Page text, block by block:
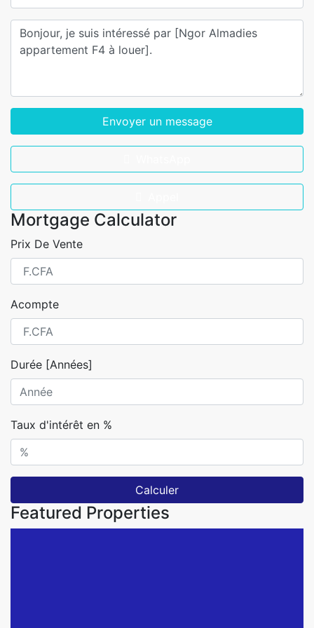
Envoyer un message
Mortgage Calculator
Prix De Vente
Acompte
Durée [Années]
Taux d'intérêt en %
Calculer
Featured Properties